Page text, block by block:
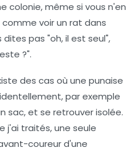
colonie, même si vous n'en
voir un rat dans
pas "oh, il est seul",
?".
des cas où une punaise
par exemple
sac, et se retrouver isolée.
j'ai traités, une seule
coureur d'une